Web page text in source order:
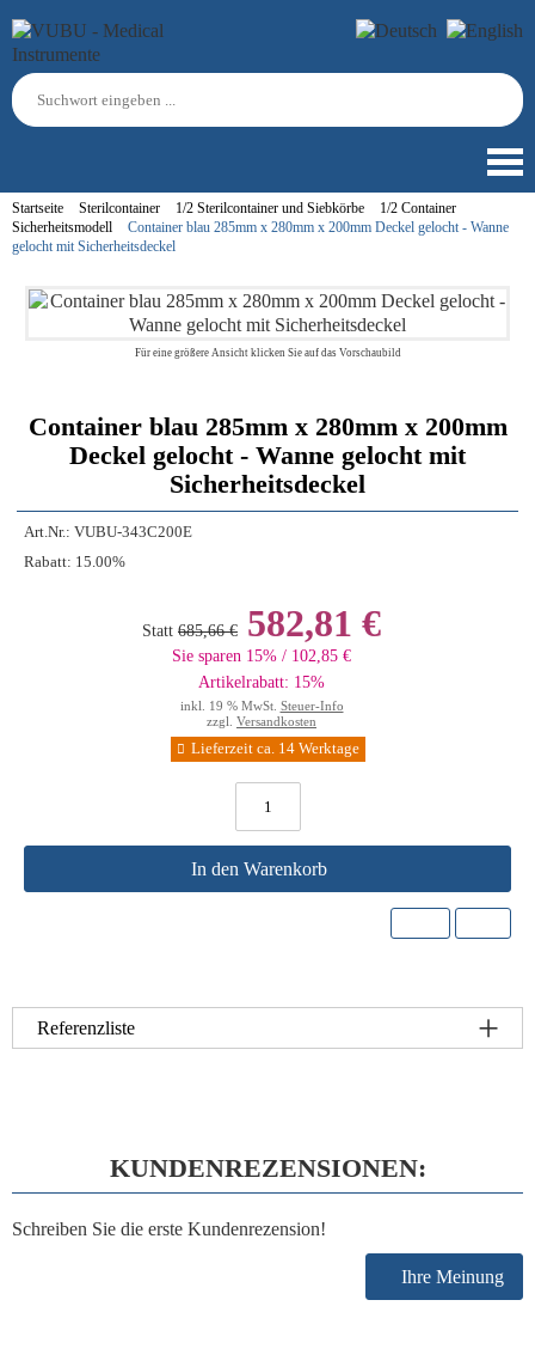
Startseite Sterilcontainer 1/2 Sterilcontainer und Siebkörbe
1/2 Container
Sicherheitsmodell
Container blau 285mm x 280mm x 200mm Deckel gelocht - Wanne
gelocht mit Sicherheitsdeckel
Für eine größere Ansicht klicken Sie auf das Vorschaubild
Container blau 285mm x 280mm x 200mm
Deckel gelocht - Wanne gelocht mit
Sicherheitsdeckel
Art.Nr.: VUBU-343C200E
Rabatt: 15.00%
Statt 685,66 € 582,81 €
Sie sparen 15% / 102,85 €
Artikelrabatt: 15%
inkl. 19 % MwSt. Steuer-Info
zzgl. Versandkosten
Lieferzeit ca. 14 Werktage
In den Warenkorb
Referenzliste
KUNDENREZENSIONEN:
Schreiben Sie die erste Kundenrezension!
Ihre Meinung